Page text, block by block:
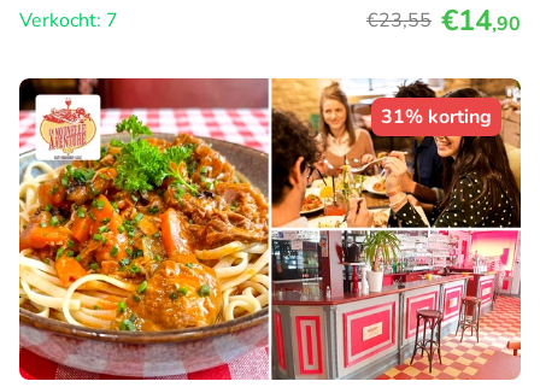
Verkocht: 7
€23,55 €14,90
31% korting